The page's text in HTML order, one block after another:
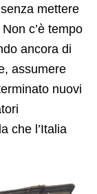
mettere
c’è tempo
ancora di
assumere
nuovi
che l’Italia